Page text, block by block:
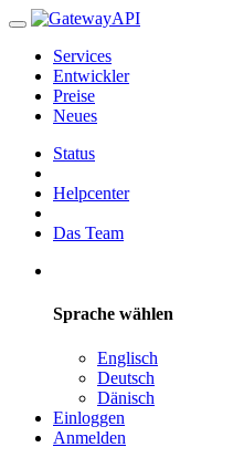
Services
Entwickler
Preise
Neues
Status
Helpcenter
Das Team
Sprache wählen
Englisch
Deutsch
Dänisch
Einloggen
Anmelden